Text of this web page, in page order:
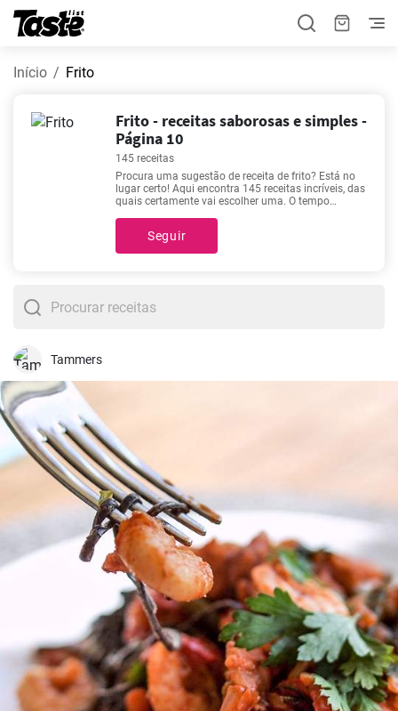
Início Frito
Frito - receitas saborosas e simples -
Página 10
145 receitas
Procura uma sugestão de receita de frito? Está no
lugar certo! Aqui encontra 145 receitas incríveis, das
quais certamente vai escolher uma. O tempo
da receita. Se precisa de ajuda para escolher,
recomendamosCarpa frita
procuradas. Sucesso garantido!
Seguir
Tammers